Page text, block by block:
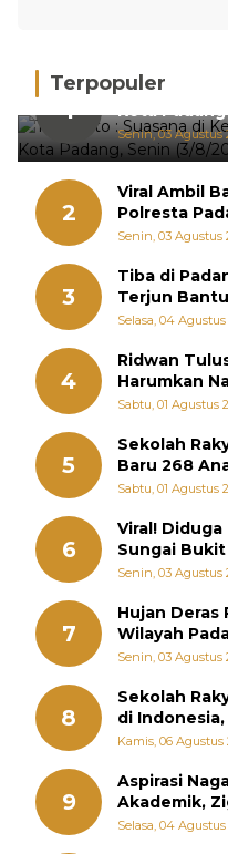
Terpopuler
1
Hujan
Kota Padang
Senin, 03 Agustus
2
Viral Ambil
Polresta
Sebenarnya
Senin, 03 Agustus
3
Tiba di
Terjun
Selasa, 04
4
Ridwan
Harumkan
Diabadikan
Sabtu, 01 Agustus
5
Sekolah
Baru 268
Memutus
Sabtu, 01 Agustus
6
Viral!
Sungai
Warga
Senin, 03 Agustus
7
Hujan Deras
Wilayah
Perintahkan
Senin, 03 Agustus
8
Sekolah
di
September
Kamis, 06 Agustus
9
Aspirasi
Akademik,
Selasa, 04 Agustus